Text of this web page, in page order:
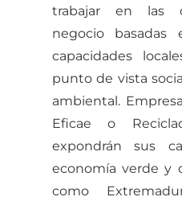
trabajar en las
negocio
capacidades
punto de vista
ambiental.
Eficae o
expondrán sus
economía verde y
como